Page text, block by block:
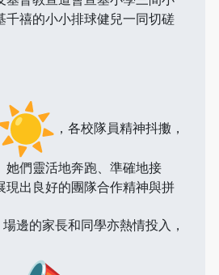
千禧的小小排球健兒一同切磋
，各校隊員精神抖擻，
她們靈活地奔跑、準確地接
現出良好的團隊合作精神與拼
場邊的家長和同學亦熱情投入，